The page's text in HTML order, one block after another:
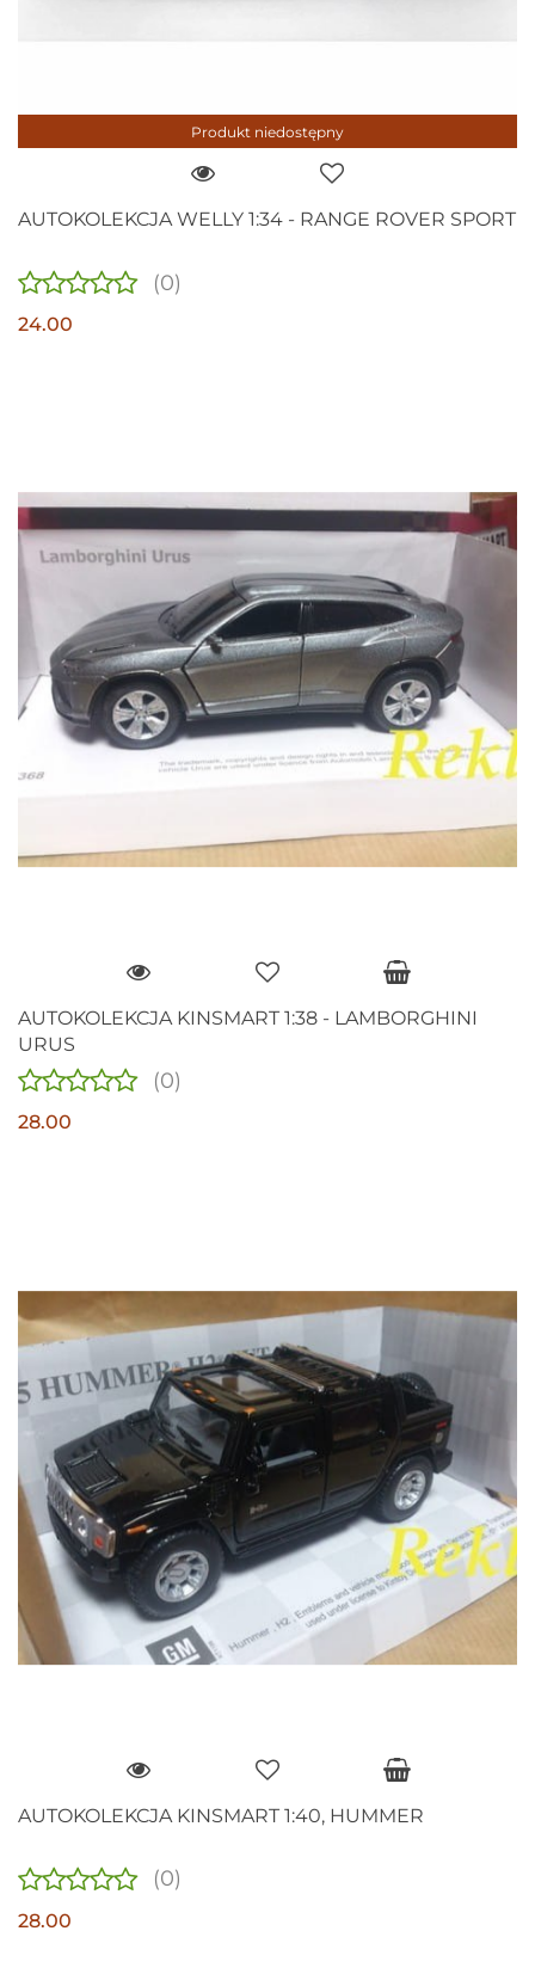
Produkt niedostępny
AUTOKOLEKCJA WELLY 1:34 - RANGE ROVER SPORT
(0)
24.00
AUTOKOLEKCJA KINSMART 1:38 - LAMBORGHINI
URUS
(0)
28.00
AUTOKOLEKCJA KINSMART 1:40, HUMMER
(0)
28.00